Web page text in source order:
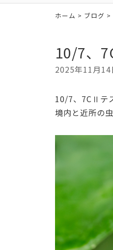
ホーム > ブログ >
10/7、
2025年11月14
10/7、7CⅡテ
境内と近所の